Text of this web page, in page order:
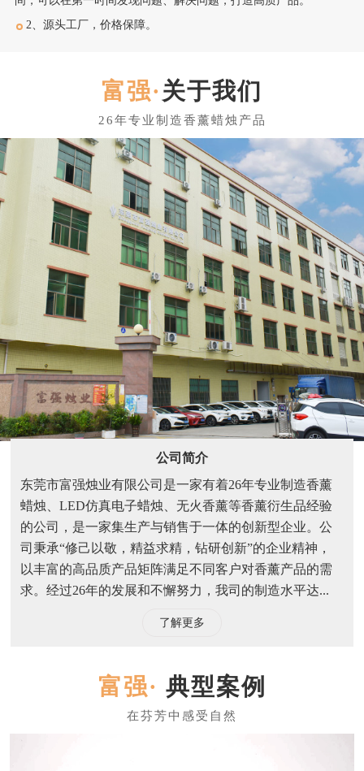
2、源头工厂，价格保障。
关于我们
公司简介
东莞市富强烛业有限公司是一家有着26年专业制造香薰
蜡烛、LED仿真电子蜡烛、无火香薰等香薰衍生品经验
的公司，是一家集生产与销售于一体的创新型企业。公
司秉承“修己以敬，精益求精，钻研创新”的企业精神，
以丰富的高品质产品矩阵满足不同客户对香薰产品的需
求。经过26年的发展和不懈努力，我司的制造水平达...
了解更多
典型案例